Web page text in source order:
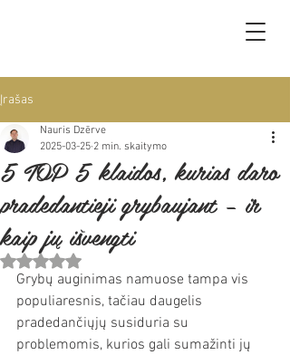
Įrašas
5 TOP 5 klaidos, kurias daro
pradedantieji grybaujant – ir
kaip jų išvengti
Nauris Dzērve
2025-03-25 2 min. skaitymo
Įvertinta NaN iš 5 žvaigždučių.
Grybų auginimas namuose tampa vis
populiaresnis, tačiau daugelis
pradedančiųjų susiduria su
problemomis, kurios gali sumažinti jų